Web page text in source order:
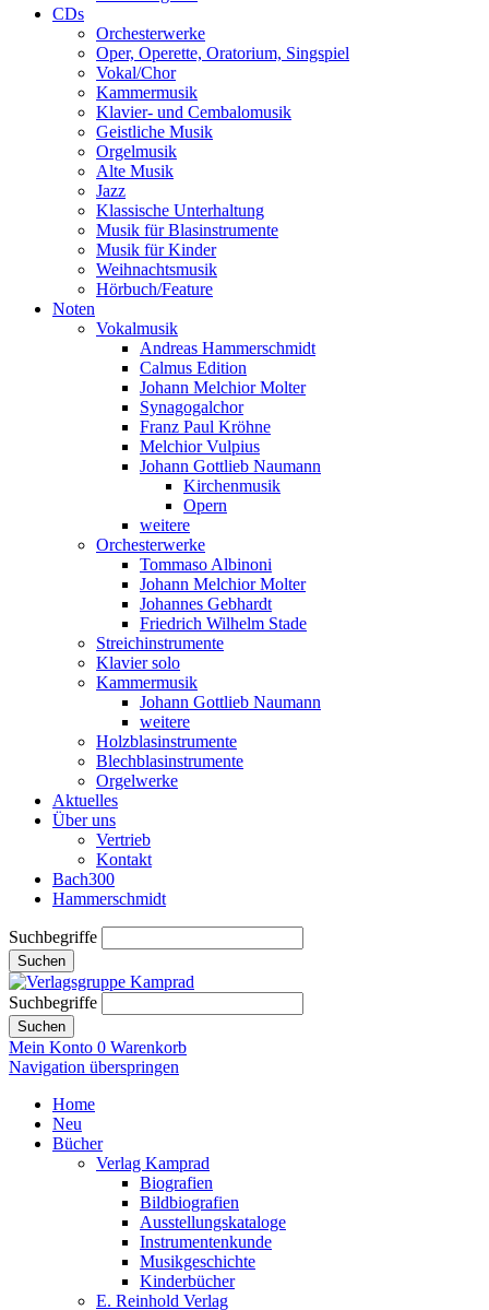
CDs
Orchesterwerke
Oper, Operette, Oratorium, Singspiel
Vokal/Chor
Kammermusik
Klavier- und Cembalomusik
Geistliche Musik
Orgelmusik
Alte Musik
Jazz
Klassische Unterhaltung
Musik für Blasinstrumente
Musik für Kinder
Weihnachtsmusik
Hörbuch/Feature
Noten
Vokalmusik
Andreas Hammerschmidt
Calmus Edition
Johann Melchior Molter
Synagogalchor
Franz Paul Kröhne
Melchior Vulpius
Johann Gottlieb Naumann
Kirchenmusik
Opern
weitere
Orchesterwerke
Tommaso Albinoni
Johann Melchior Molter
Johannes Gebhardt
Friedrich Wilhelm Stade
Streichinstrumente
Klavier solo
Kammermusik
Johann Gottlieb Naumann
weitere
Holzblasinstrumente
Blechblasinstrumente
Orgelwerke
Aktuelles
Über uns
Vertrieb
Kontakt
Bach300
Hammerschmidt
Suchbegriffe
Suchen
Suchbegriffe
Suchen
Mein Konto 0 Warenkorb
Navigation überspringen
Home
Neu
Bücher
Verlag Kamprad
Biografien
Bildbiografien
Ausstellungskataloge
Instrumentenkunde
Musikgeschichte
Kinderbücher
E. Reinhold Verlag